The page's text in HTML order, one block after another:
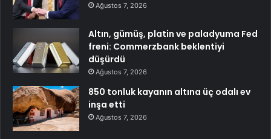
Ağustos 7, 2026
Altın, gümüş, platin ve paladyuma Fed
freni: Commerzbank beklentiyi
düşürdü
Ağustos 7, 2026
850 tonluk kayanın altına üç odalı ev
inşa etti
Ağustos 7, 2026